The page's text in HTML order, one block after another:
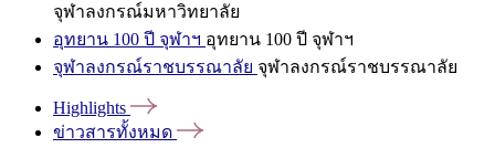
จุฬาลงกรณ์มหาวิทยาลัย
อุทยาน 100 ปี จุฬาฯ อุทยาน 100 ปี จุฬาฯ
จุฬาลงกรณ์ราชบรรณาลัย จุฬาลงกรณ์ราชบรรณาลัย
Highlights
ข่าวสารทั้งหมด